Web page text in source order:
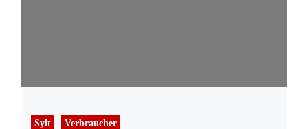
Sylt Verbraucher